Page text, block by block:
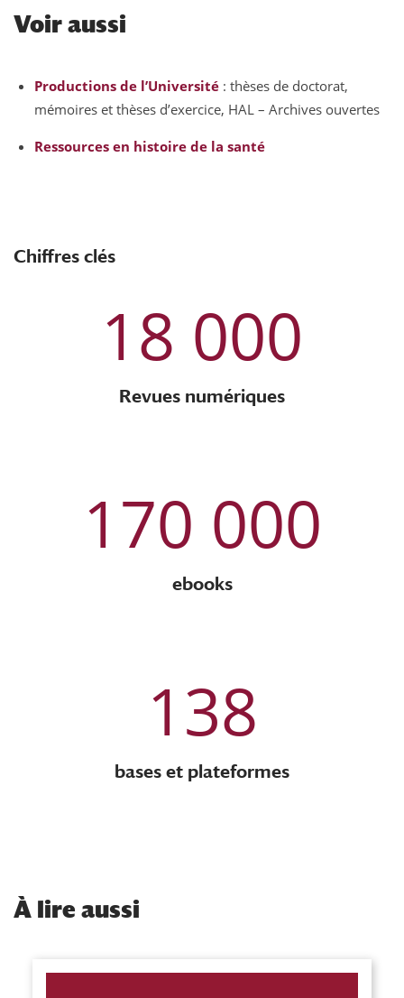
Voir aussi
Productions de l’Université : thèses de doctorat,
mémoires et thèses d’exercice, HAL – Archives ouvertes
Ressources en histoire de la santé
Chiffres clés
18 000
Revues numériques
170 000
ebooks
138
bases et plateformes
À lire aussi